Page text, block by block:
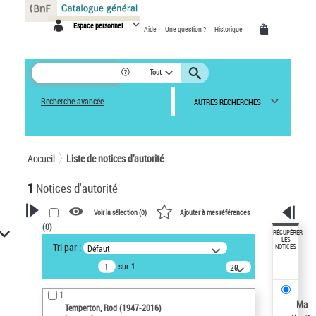
Espace personnel Aide Une question ? Historique
Tout
Recherche avancée AUTRES RECHERCHES
Accueil Liste de notices d’autorité
1 Notices d'autorité
VOTRE RECHERCHE
Recherche avancée dans les
notices d’autorité
Œuvres liées à l'auteur :
Temperton, Rod (1947-2016)
Voir la sélection (0) Ajouter à mes références
(0)
Tri par : Défaut
sur 1
20
résultats/page
1
Temperton, Rod (1947-2016)
RÉCUPÉRER
LES
NOTICES
Ma
Panneau de gestion des cookies